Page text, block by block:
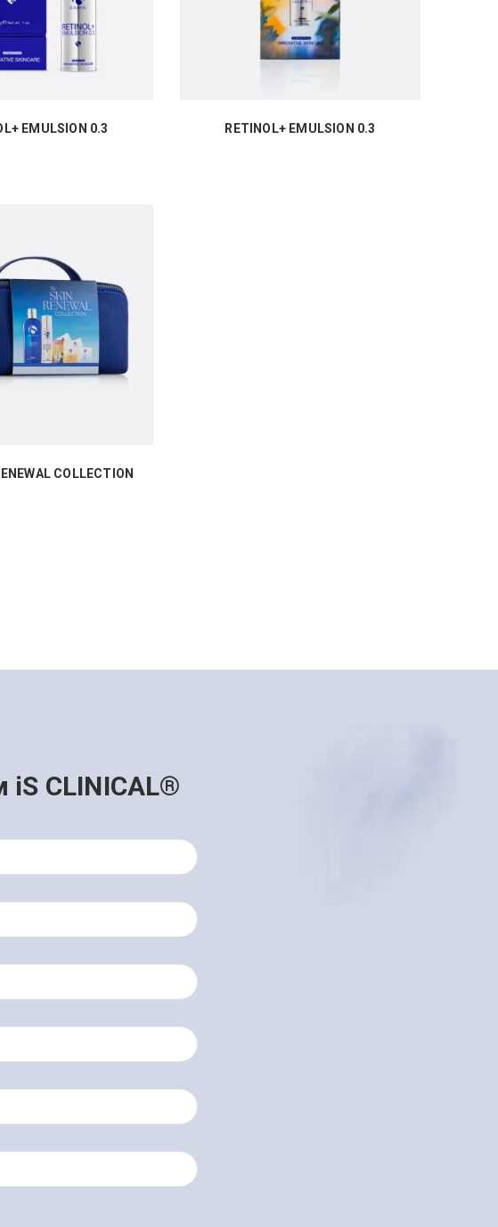
EMULSION 0.3 RETINOL+ EMULSION 0.3
COLLECTION
iS CLINICAL®